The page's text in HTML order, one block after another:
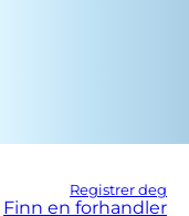
Registrer deg
Finn en forhandler